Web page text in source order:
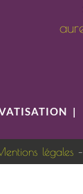
|
légales –